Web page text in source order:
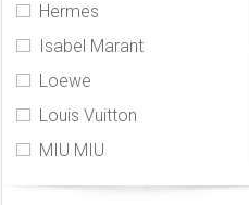
Hermes
Isabel Marant
Loewe
Louis Vuitton
MIU MIU
MM6 Maison Margiela